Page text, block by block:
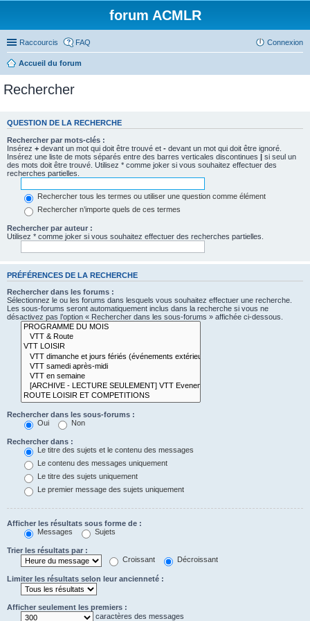
forum ACMLR
Raccourcis FAQ Connexion
Accueil du forum
Rechercher
QUESTION DE LA RECHERCHE
Rechercher par mots-clés :
Insérez + devant un mot qui doit être trouvé et - devant un mot qui doit être ignoré.
Insérez une liste de mots séparés entre des barres verticales discontinues | si seul un
des mots doit être trouvé. Utilisez * comme joker si vous souhaitez effectuer des
recherches partielles.
Rechercher tous les termes ou utiliser une question comme élément
Rechercher n’importe quels de ces termes
Rechercher par auteur :
Utilisez * comme joker si vous souhaitez effectuer des recherches partielles.
PRÉFÉRENCES DE LA RECHERCHE
Rechercher dans les forums :
Sélectionnez le ou les forums dans lesquels vous souhaitez effectuer une recherche.
Les sous-forums seront automatiquement inclus dans la recherche si vous ne
désactivez pas l’option « Rechercher dans les sous-forums » affichée ci-dessous.
Rechercher dans les sous-forums :
Oui
Non
Rechercher dans :
Le titre des sujets et le contenu des messages
Le contenu des messages uniquement
Le titre des sujets uniquement
Le premier message des sujets uniquement
Afficher les résultats sous forme de :
Messages
Sujets
Trier les résultats par :
Croissant
Décroissant
Limiter les résultats selon leur ancienneté :
Afficher seulement les premiers :
caractères des messages